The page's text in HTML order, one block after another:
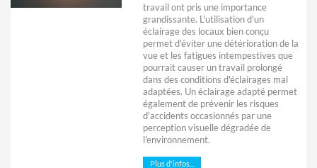
travail ont pris une importance
grandissante. L'utilisation d'un
éclairage des locaux bien conçu
permet d'éviter une détérioration de la
vue et les fatigues intempestives que
pourrait causer un travail prolongé
dans des conditions d'éclairages mal
adaptées. Un éclairage adapté permet
également de prévenir les risques
d'accidents occasionnés par une
perception visuelle dégradée de
l'environnement.
Plus d'infos...